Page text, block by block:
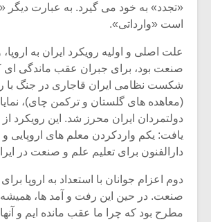
«تجدد» به خود می گیرد. به عبارت دیگر
است «وارداتی».
علت اصلی و اولیه رویکرد ایران به
صنعت بود، برای جبران عقب ماندگی ای
شکست نظامی ایران قاجاری در جنگ با
(معاهده های گلستان و ترکمن چای)،
دولتمردان ایران محرز شد. این رویکرد از
یافت: یکم واردکردن معلم های اروپایی و
دارالفنون برای تعلیم علم و صنعت در
دوم اعزام جوانان با استعداد به اروپا
صنعت. در حین این رفت و آمد ها،
مطرح بود که چرا ما عقب مانده ایم و